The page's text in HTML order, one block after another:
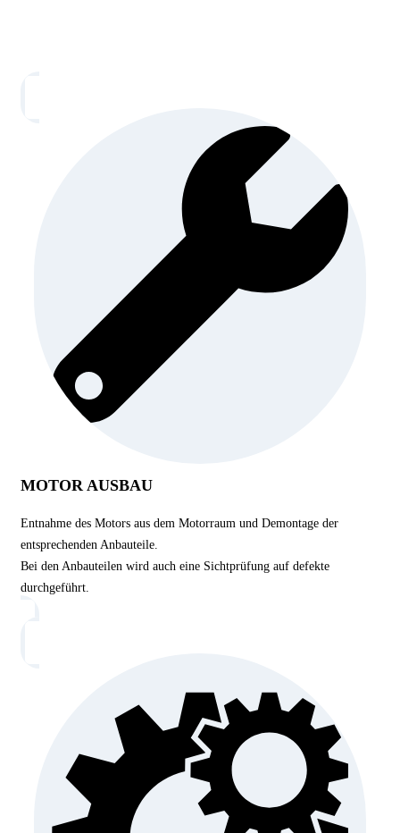
MOTOR AUSBAU
Entnahme des Motors aus dem Motorraum und Demontage der
entsprechenden Anbauteile.
Bei den Anbauteilen wird auch eine Sichtprüfung auf defekte
durchgeführt.